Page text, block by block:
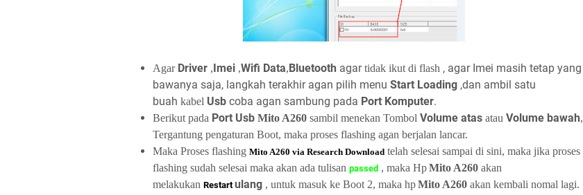
Agar Driver ,Imei ,Wifi Data,Bluetooth agartidak ikut di flash , agar Imei masih tetap yang
bawanya saja, langkah terakhir agan pilih menu Start Loading ,dan ambil satu
buah kabel Usb coba agan sambung pada Port Komputer.
Berikut pada Port Usb Mito A260 sambil menekan Tombol Volume atas atau Volume bawah,
Tergantung pengaturan Boot, maka proses flashing agan berjalan lancar.
Maka Proses flashing Mito A260 via Research Download telah selesai sampai di sini, maka jika proses
flashing sudah selesai maka akan ada tulisan passed , maka HpMito A260 akan
melakukan Restart ulang , untuk masuk ke Boot 2, maka hpMito A260 akan kembali nomal lagi.